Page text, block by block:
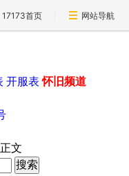
17173首页 网站导航
开服表 怀旧频道
正文